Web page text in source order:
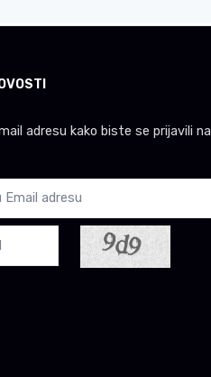
adresu kako biste se prijavili na